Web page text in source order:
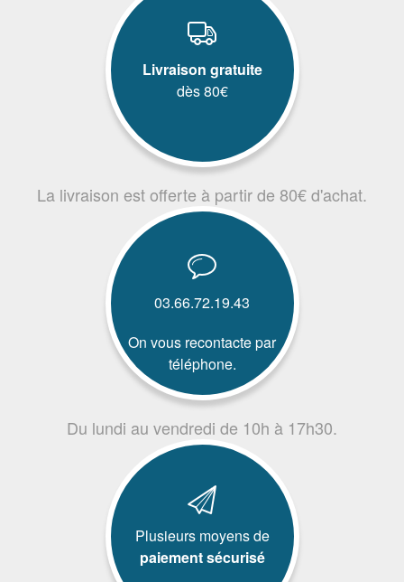
Livraison gratuite
dès 80€
La livraison est offerte à partir de 80€ d'achat.
03.66.72.19.43
On vous recontacte par
téléphone.
Du lundi au vendredi de 10h à 17h30.
Plusieurs moyens de
paiement sécurisé